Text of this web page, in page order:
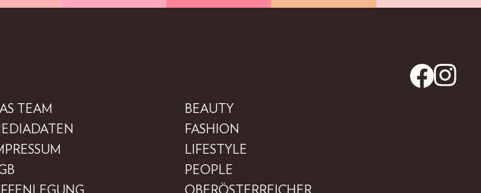
TEAM
BEAUTY
FASHION
LIFESTYLE
PEOPLE